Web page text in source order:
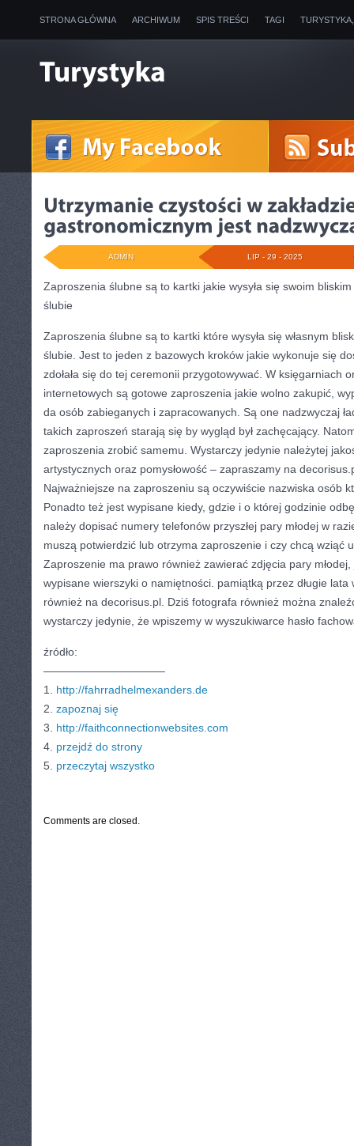
STRONA GŁÓWNA ARCHIWUM SPIS TREŚCI TAGI
LIP - 29 - 2025
ADMIN
Zaproszenia ślubne są to kartki jakie wysyła się swoim
ślubie
Zaproszenia ślubne są to kartki które wysyła się własnym
ślubie. Jest to jeden z bazowych kroków jakie wykonuje się
zdołała się do tej ceremonii przygotowywać. W księgarniach
internetowych są gotowe zaproszenia jakie wolno zakupić,
da osób zabieganych i zapracowanych. Są one nadzwyczaj
takich zaproszeń starają się by wygląd był zachęcający.
zaproszenia zrobić samemu. Wystarczy jedynie należytej
artystycznych oraz pomysłowość – zapraszamy na
Najważniejsze na zaproszeniu są oczywiście nazwiska osób
Ponadto też jest wypisane kiedy, gdzie i o której godzinie
należy dopisać numery telefonów przyszłej pary młodej w
muszą potwierdzić lub otrzyma zaproszenie i czy chcą wziąć
Zaproszenie ma prawo również zawierać zdjęcia pary
wypisane wierszyki o namiętności. pamiątką przez długie
również na decorisus.pl. Dziś fotografa również można
wystarczy jedynie, że wpiszemy w wyszukiwarce hasło
źródło:
———————————
1. http://fahrradhelmexanders.de
2. zapoznaj się
3. http://faithconnectionwebsites.com
4. przejdź do strony
5. przeczytaj wszystko
Comments are closed.